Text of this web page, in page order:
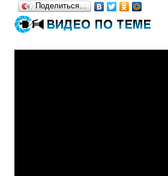
Поделиться…